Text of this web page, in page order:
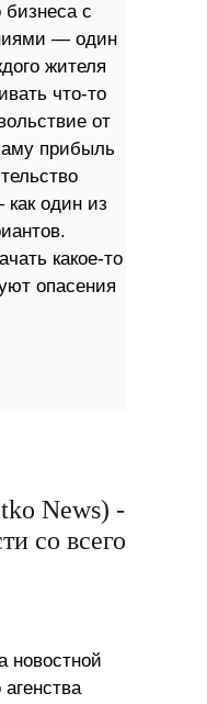
бизнеса с
— один
жителя
что-то
от
прибыль
один из
какое-то
опасения
News) -
со всего
новостной
агенства